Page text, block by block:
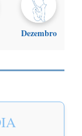
Dezembro